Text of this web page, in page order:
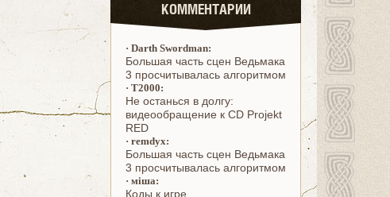
КОММЕНТАРИИ
· Darth Swordman:
Большая часть сцен Ведьмака
3 просчитывалась алгоритмом
· T2000:
Не останься в долгу:
видеообращение к CD Projekt
RED
· remdyx:
Большая часть сцен Ведьмака
3 просчитывалась алгоритмом
· міша:
Коды к игре